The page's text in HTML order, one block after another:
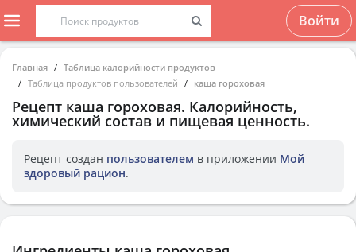
Войти
Главная
Таблица калорийности продуктов
Таблица продуктов пользователей
каша гороховая
Рецепт каша гороховая. Калорийность,
химический состав и пищевая ценность.
Рецепт создан пользователем в приложении Мой
здоровый рацион.